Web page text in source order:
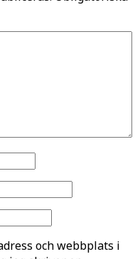
och webbplats i